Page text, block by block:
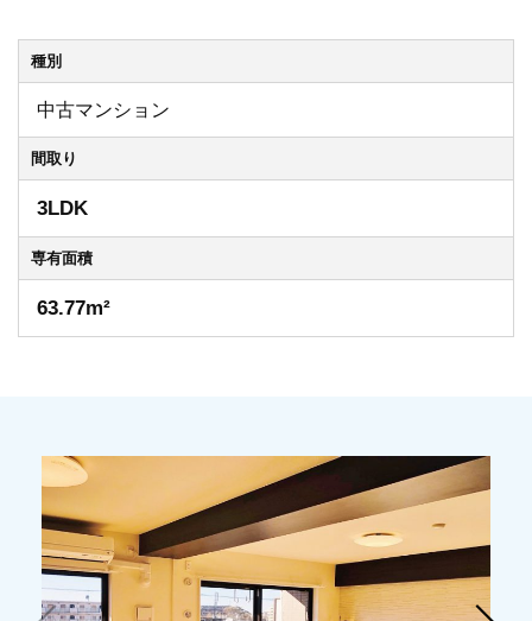
種別
中古マンション
間取り
3LDK
専有面積
63.77m²